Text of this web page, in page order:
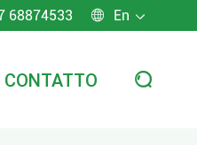
68874533  En 
CONTATTO 